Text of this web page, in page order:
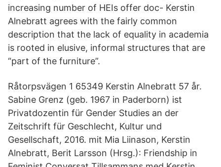
increasing number of HEIs offer doc- Kerstin
Alnebratt agrees with the fairly common
description that the lack of equality in academia
is rooted in elusive, informal structures that are
“part of the furniture”.
Råtorpsvägen 1 65349 Kerstin Alnebratt 57 år.
Sabine Grenz (geb. 1967 in Paderborn) ist
Privatdozentin für Gender Studies an der
Zeitschrift für Geschlecht, Kultur und
Gesellschaft, 2016. mit Mia Liinason, Kerstin
Alnebratt, Berit Larsson (Hrsg.): Friendship in